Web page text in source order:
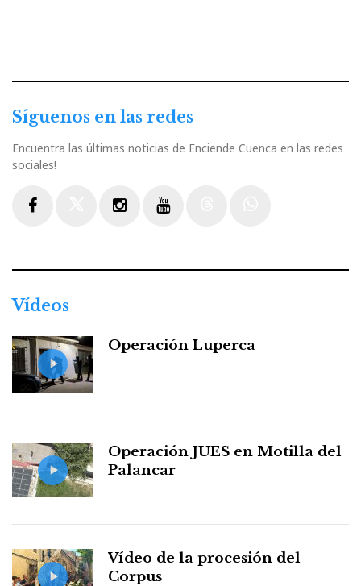
Síguenos en las redes
Encuentra las últimas noticias de Enciende Cuenca en las redes
sociales!
Vídeos
Operación Luperca
Operación JUES en Motilla del
Palancar
Vídeo de la procesión del
Corpus